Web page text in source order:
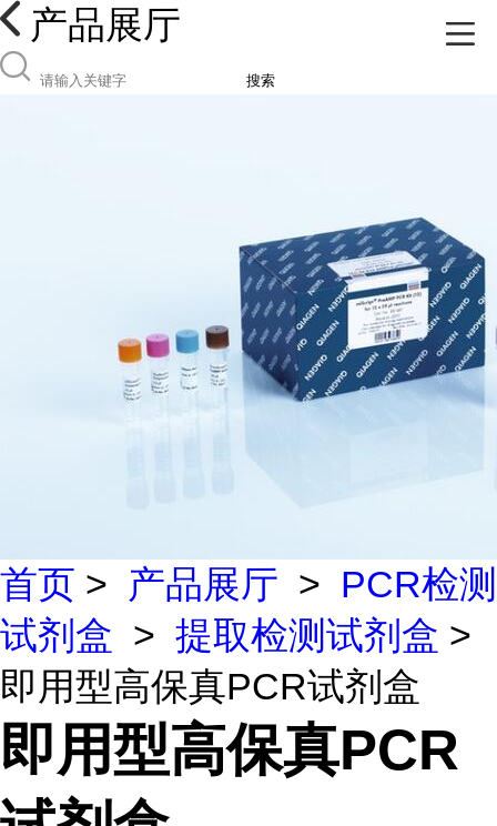
产品展厅
搜索
首页 > 产品展厅 > PCR检测
试剂盒 > 提取检测试剂盒 >
即用型高保真PCR试剂盒
即用型高保真PCR